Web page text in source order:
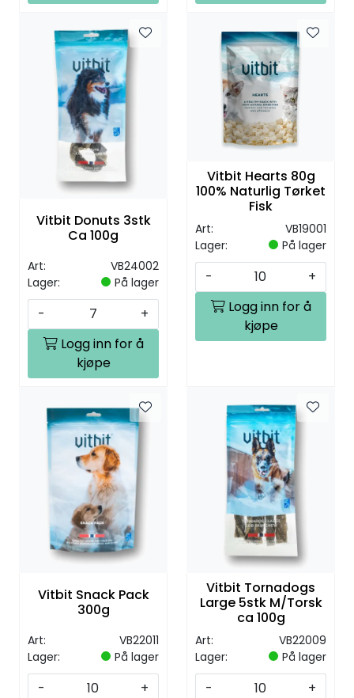
Vitbit Donuts 3stk
Ca 100g
Art:
VB24002
Lager:
På lager
-
+
Logg inn for å
kjøpe
Vitbit Hearts 80g
100% Naturlig Tørket
Fisk
Art:
VB19001
Lager:
På lager
-
+
Logg inn for å
kjøpe
Vitbit Snack Pack
300g
Art:
VB22011
Lager:
På lager
-
+
Vitbit Tornadogs
Large 5stk M/Torsk
ca 100g
Art:
VB22009
Lager:
På lager
-
+